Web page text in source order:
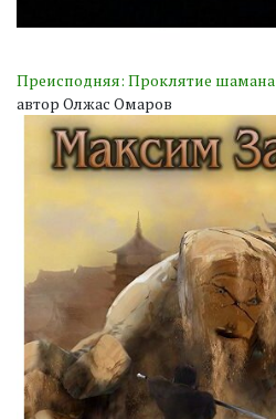
Преисподняя: Проклятие шамана
автор Олжас Омаров